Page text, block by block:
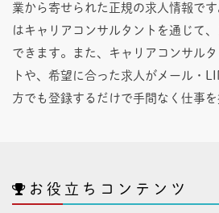
業から寄せられた正規の求人情報で
はキャリアコンサルタントを通じて
できます。また、キャリアコンサル
トや、希望に合った求人がメール・
方でも登録するだけで手間なく仕事を
お役立ちコンテンツ